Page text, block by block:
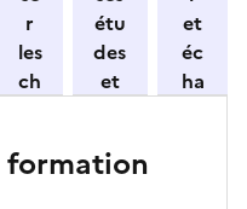
r
les
ch
s
étu
des
et
re
et
éc
ha
formation